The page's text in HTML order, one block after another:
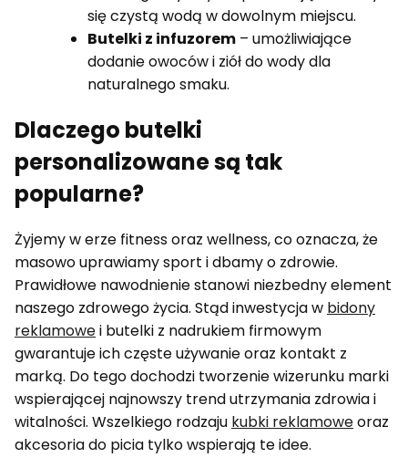
się czystą wodą w dowolnym miejscu.
Butelki z infuzorem – umożliwiające
dodanie owoców i ziół do wody dla
naturalnego smaku.
Dlaczego butelki
personalizowane są tak
popularne?
Żyjemy w erze fitness oraz wellness, co oznacza, że
masowo uprawiamy sport i dbamy o zdrowie.
Prawidłowe nawodnienie stanowi niezbedny element
naszego zdrowego życia. Stąd inwestycja w bidony
reklamowei butelki z nadrukiem firmowym
gwarantuje ich częste używanie oraz kontakt z
marką. Do tego dochodzi tworzenie wizerunku marki
wspierającej najnowszy trend utrzymania zdrowia i
witalności. Wszelkiego rodzaju kubki reklamoweoraz
akcesoria do picia tylko wspierają te idee.